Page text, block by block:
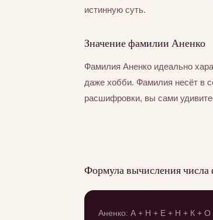
истинную суть.
Значение фамилии Аненко
Фамилия Аненко идеально
даже хобби. Фамилия несёт в
расшифровки, вы сами
Формула вычисления
Аненко: А + Н + Е + Н + К + О